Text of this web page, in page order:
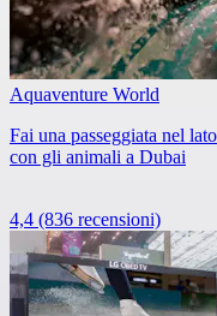
Aquaventure World
Fai una passeggiata nel
con gli animali a Dubai
4,4 (836 recensioni)